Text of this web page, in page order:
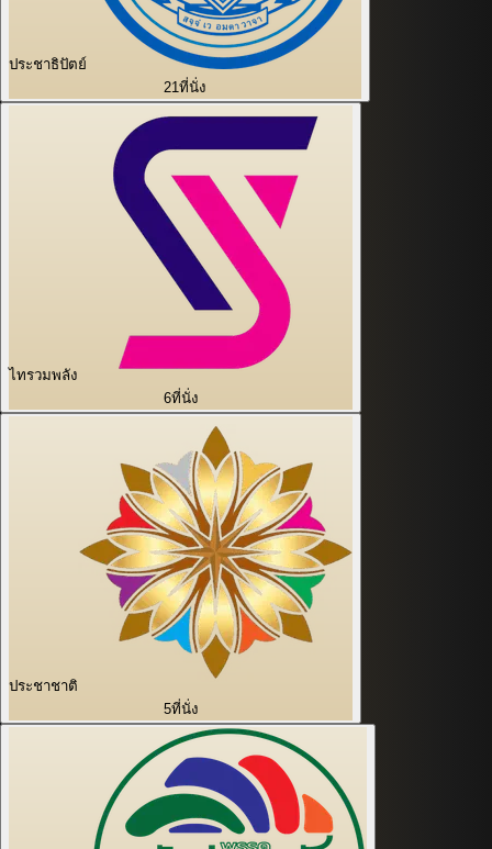
ประชาธิปัตย์
21ที่นั่ง
ไทรวมพลัง
6ที่นั่ง
ประชาชาติ
5ที่นั่ง